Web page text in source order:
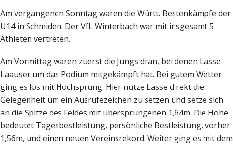
Am vergangenen Sonntag waren die Württ. Bestenkämpfe der
U14 in Schmiden. Der VfL Winterbach war mit insgesamt 5
Athleten vertreten.
Am Vormittag waren zuerst die Jungs dran, bei denen Lasse
Laauser um das Podium mitgekämpft hat. Bei gutem Wetter
ging es los mit Hochsprung. Hier nutze Lasse direkt die
Gelegenheit um ein Ausrufezeichen zu setzen und setze sich
an die Spitze des Feldes mit übersprungenen 1,64m. Die Höhe
bedeutet Tagesbestleistung, persönliche Bestleistung, vorher
1,56m, und einen neuen Vereinsrekord. Weiter ging es mit dem